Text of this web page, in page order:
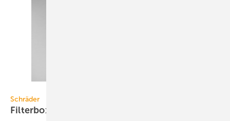
Schräder
Filterbox mit vorgeschaltetem